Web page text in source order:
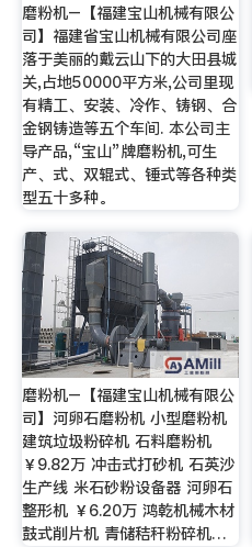
磨粉机–【福建宝山机械有限公
司】福建省宝山机械有限公司座
落于美丽的戴云山下的大田县城
关,占地50000平方米,公司里现
有精工、安装、冷作、铸钢、合
金钢铸造等五个车间. 本公司主
导产品,“宝山”牌磨粉机,可生
产、式、双辊式、锤式等各种类
型五十多种。
磨粉机–【福建宝山机械有限公
司】河卵石磨粉机 小型磨粉机
建筑垃圾粉碎机 石料磨粉机
￥9.82万 冲击式打砂机 石英沙
生产线 米石砂粉设备器 河卵石
整形机 ￥6.20万 鸿乾机械木材
鼓式削片机 青储秸秆粉碎机…